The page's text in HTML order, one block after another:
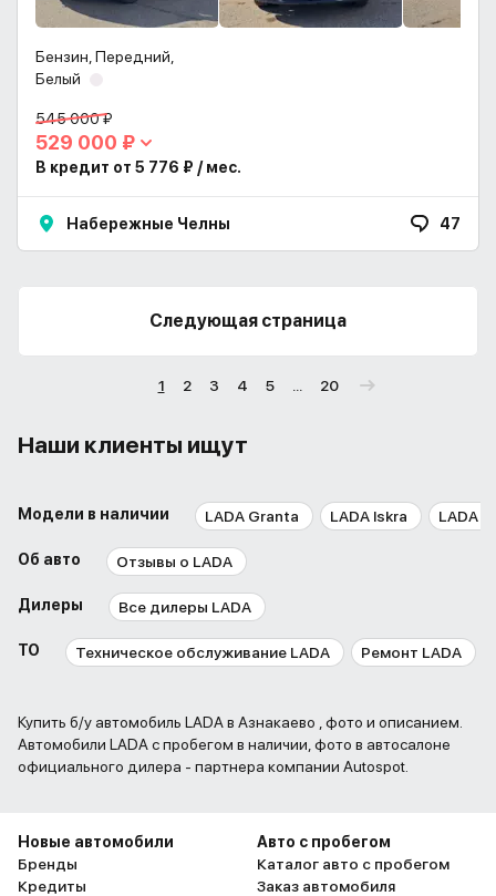
Бензин, Передний,
Белый
545 000 ₽
529 000 ₽
В кредит от 5 776 ₽ / мес.
Набережные Челны 47
Следующая страница
1 2 3 4 5 20
Наши клиенты ищут
Модели в наличии LADA Granta LADA Iskra LADA
Об авто Отзывы о LADA
Дилеры Все дилеры LADA
ТО Техническое обслуживание LADA Ремонт LADA
Купить б/у автомобиль LADA в Азнакаево , фото и описанием.
Автомобили LADA с пробегом в наличии, фото в автосалоне
официального дилера - партнера компании Autospot.
Новые автомобили
Бренды
Кредиты
Авто с пробегом
Каталог авто с пробегом
Заказ автомобиля